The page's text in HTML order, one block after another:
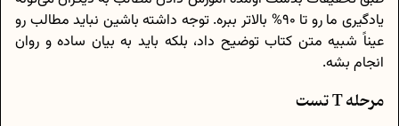
یادگیری ما رو تا 90% بالاتر ببره. توجه داشته باشین نباید مطالب رو
عیناً شبیه متن کتاب توضیح داد، بلکه باید به بیان ساده و روان
انجام بشه.
مرحله T تست